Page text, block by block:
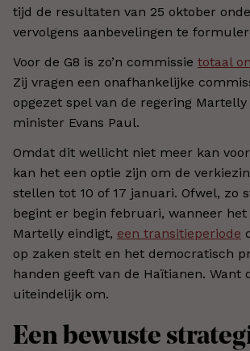
tijd de resultaten van 25 oktober
vervolgens aanbevelingen te
Voor de G8 is zo’n commissie totaal
Zij vragen een onafhankelijke
opgezet spel van de regering
minister Evans Paul.
Omdat dit wellicht niet meer kan
kan het een optie zijn om de
stellen tot 10 of 17 januari. Ofwel, zo
begint er begin februari, wanneer het
Martelly eindigt, een transitieperiode
op zaken stelt en het democratisch
handen geeft van de Haïtianen. Want
uiteindelijk om.
Een bewuste